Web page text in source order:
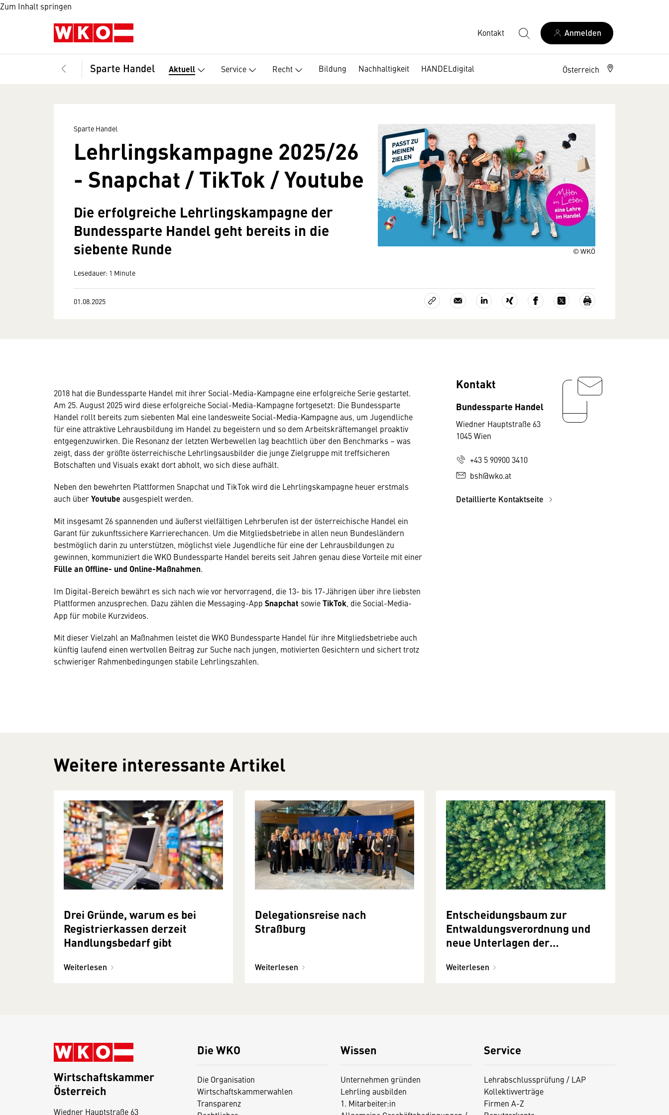
Zum Inhalt springen
Kontakt Anmelden
Sparte Handel Aktuell Service Recht Bildung Nachhaltigkeit HANDELdigital Österreich
© WKÖ
Sparte Handel
Lehrlingskampagne 2025/26
- Snapchat / TikTok / Youtube
Die erfolgreiche Lehrlingskampagne der
Bundessparte Handel geht bereits in die
siebente Runde
Lesedauer: 1 Minute
01.08.2025
2018 hat die Bundessparte Handel mit ihrer Social-Media-Kampagne eine erfolgreiche Serie gestartet.
Am 25. August 2025 wird diese erfolgreiche Social-Media-Kampagne fortgesetzt: Die Bundessparte
Handel rollt bereits zum siebenten Mal eine landesweite Social-Media-Kampagne aus, um Jugendliche
für eine attraktive Lehrausbildung im Handel zu begeistern und so dem Arbeitskräftemangel proaktiv
entgegenzuwirken. Die Resonanz der letzten Werbewellen lag beachtlich über den Benchmarks – was
zeigt, dass der größte österreichische Lehrlingsausbilder die junge Zielgruppe mit treffsicheren
Botschaften und Visuals exakt dort abholt, wo sich diese aufhält.
Neben den bewehrten Plattformen Snapchat und TikTok wird die Lehrlingskampagne heuer erstmals
auch überYoutube ausgespielt werden.
Mit insgesamt 26 spannenden und äußerst vielfältigen Lehrberufen ist der österreichische Handel ein
Garant für zukunftssichere Karrierechancen. Um die Mitgliedsbetriebe in allen neun Bundesländern
bestmöglich darin zu unterstützen, möglichst viele Jugendliche für eine der Lehrausbildungen zu
gewinnen, kommuniziert die WKO Bundessparte Handel bereits seit Jahren genau diese Vorteile mit einer
Fülle an Offline- und Online-Maßnahmen.
Im Digital-Bereich bewährt es sich nach wie vor hervorragend, die 13- bis 17-Jährigen über ihre liebsten
Plattformen anzusprechen. Dazu zählen die Messaging-App Snapchat sowieTikTok , die Social-Media-
App für mobile Kurzvideos.
Mit dieser Vielzahl an Maßnahmen leistet die WKO Bundessparte Handel für ihre Mitgliedsbetriebe auch
künftig laufend einen wertvollen Beitrag zur Suche nach jungen, motivierten Gesichtern und sichert trotz
schwieriger Rahmenbedingungen stabile Lehrlingszahlen.
Kontakt
Bundessparte Handel
Wiedner Hauptstraße 63
1045 Wien
+43 5 90900 3410
bsh@wko.at
Detaillierte Kontaktseite
Weitere interessante Artikel
Drei Gründe, warum es bei
Registrierkassen derzeit
Handlungsbedarf gibt
Weiterlesen
Delegationsreise nach
Straßburg
Weiterlesen
Entscheidungsbaum zur
Entwaldungsverordnung und
neue Unterlagen der
online
Weiterlesen
Die WKO
Die Organisation
Wirtschaftskammerwahlen
Transparenz
Wissen
Unternehmen gründen
Lehrling ausbilden
1. Mitarbeiter:in
Service
Lehrabschlussprüfung / LAP
Kollektivverträge
Firmen A-Z
Wirtschaftskammer
Österreich
Wiedner Hauptstraße 63